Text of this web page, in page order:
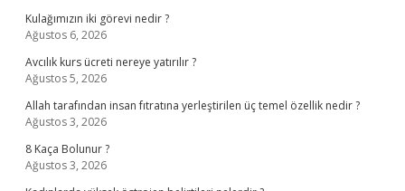
Kulağımızın iki görevi nedir ?
Ağustos 6, 2026
Avcılık kurs ücreti nereye yatırılır ?
Ağustos 5, 2026
Allah tarafından insan fıtratına yerleştirilen üç temel özellik nedir ?
Ağustos 3, 2026
8 Kaça Bolunur ?
Ağustos 3, 2026